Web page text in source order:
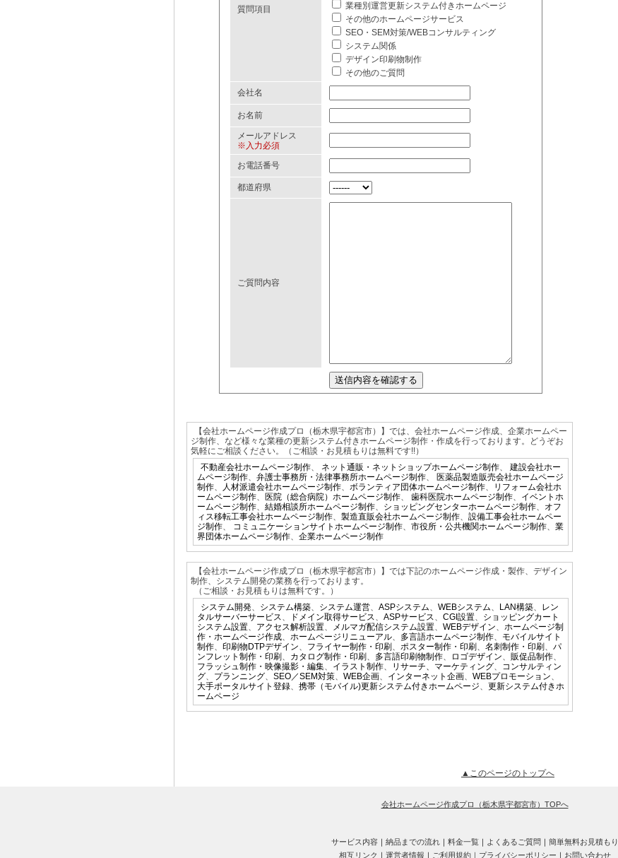
質問項目
業種別運営更新システム付きホームページ
その他のホームページサービス
SEO・SEM対策/WEBコンサルティング
システム関係
デザイン印刷物制作
その他のご質問
会社名
お名前
メールアドレス
※入力必須
お電話番号
都道府県
ご質問内容
【会社ホームページ作成プロ（栃木県宇都宮市）】では、会社ホームページ作成、企業ホームペー
ジ制作、など様々な業種の更新システム付きホームページ制作・作成を行っております。どうぞお
気軽にご相談ください。（ご相談・お見積もりは無料です!!）
不動産会社ホームページ制作、 ネット通販・ネットショップホームページ制作、 建設会社ホー
ムページ制作、 弁護士事務所・法律事務所ホームページ制作、
医薬品製造販売会社ホームページ
制作、 人材派遣会社ホームページ制作、 ボランティア団体ホームページ制作、
リフォーム会社ホ
ームページ制作、 医院（総合病院）ホームページ制作、 歯科医院ホームページ制作、 イベントホ
ームページ制作、 結婚相談所ホームページ制作、 ショッピングセンターホームページ制作、 オフ
ィス移転工事会社ホームページ制作、 製造直販会社ホームページ制作、 設備工事会社ホームペー
ジ制作、 コミュニケーションサイトホームページ制作、 市役所・公共機関ホームページ制作、 業
界団体ホームページ制作、 企業ホームページ制作
【会社ホームページ作成プロ（栃木県宇都宮市）】では下記のホームページ作成・製作、デザイン
制作、システム開発の業務を行っております。
（ご相談・お見積もりは無料です。）
システム開発、 システム構築、 システム運営、 ASPシステム、 WEBシステム、 LAN構築、 レン
タルサーバーサービス、 ドメイン取得サービス、 ASPサービス、 CGI設置、 ショッピングカート
システム設置、 アクセス解析設置、 メルマガ配信システム設置、 WEBデザイン、 ホームページ制
作・ホームページ作成、 ホームページリニューアル、 多言語ホームページ制作、 モバイルサイト
制作、 印刷物DTPデザイン、 フライヤー制作・印刷 、 ポスター制作・印刷 、 名刺制作・印刷 、 パ
ンフレット制作・印刷 、 カタログ制作・印刷 、 多言語印刷物制作、 ロゴデザイン、 販促品制作、
フラッシュ制作・映像撮影・編集、 イラスト制作、 リサーチ、マーケティング、 コンサルティン
グ、 プランニング、 SEO／SEM対策、 WEB企画、 インターネット企画、 WEBプロモーション、
大手ポータルサイト登録、 携帯（モバイル)更新システム付きホームページ、 更新システム付きホ
ームページ
▲このページのトップへ
会社ホームページ作成プロ（栃木県宇都宮市）TOPへ
サービス内容｜ 納品までの流れ｜ 料金一覧｜ よくあるご質問 ｜ 簡単無料お見積もり
相互リンク ｜ 運営者情報 ｜ ご利用規約｜ プライバシーポリシー ｜ お問い合わせ